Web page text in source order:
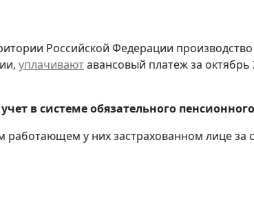
Российской Федерации
уплачиваютавансовый платеж за октябрь
в системе обязательного
работающем у них застрахованном лице за